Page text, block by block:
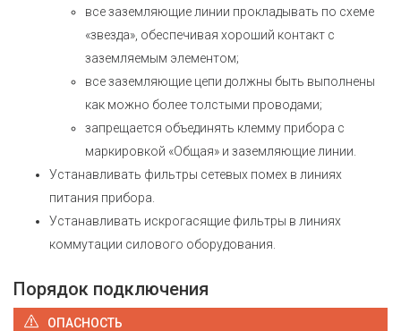
все заземляющие линии прокладывать по схеме
«звезда», обеспечивая хороший контакт с
заземляемым элементом;
все заземляющие цепи должны быть выполнены
как можно более толстыми проводами;
запрещается объединять клемму прибора с
маркировкой «Общая» и заземляющие линии.
Устанавливать фильтры сетевых помех в линиях
питания прибора.
Устанавливать искрогасящие фильтры в линиях
коммутации силового оборудования.
Порядок подключения
ОПАСНОСТЬ